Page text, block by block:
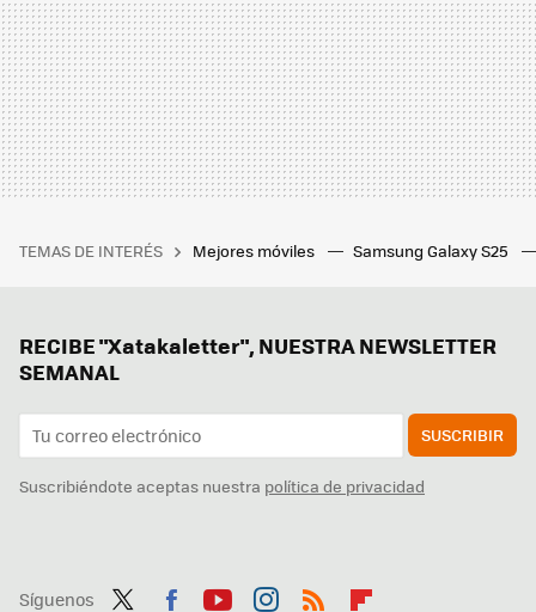
TEMAS DE INTERÉS Mejores móviles Samsung Galaxy S25
RECIBE "Xatakaletter", NUESTRA NEWSLETTER
SEMANAL
SUSCRIBIR
Suscribiéndote aceptas nuestra política de privacidad
Síguenos